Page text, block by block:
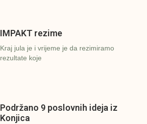
IMPAKT rezime
Kraj jula je i vrijeme je da rezimiramo
rezultate koje
Podržano 9 poslovnih ideja iz
Konjica